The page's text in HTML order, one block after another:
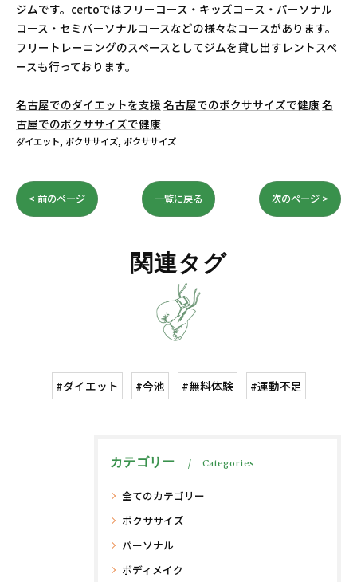
ジムです。certoではフリーコース・キッズコース・パーソナル
コース・セミパーソナルコースなどの様々なコースがあります。
フリートレーニングのスペースとしてジムを貸し出すレントスペ
ースも行っております。
名古屋でのダイエットを支援 名古屋でのボクササイズで健康名
古屋でのボクササイズで健康
ダイエット ボクササイズ ボクササイズ
< 前のページ 一覧に戻る 次のページ >
関連タグ
#ダイエット #今池 #無料体験 #運動不足
カテゴリー Categories
全てのカテゴリー
ボクササイズ
パーソナル
ボディメイク